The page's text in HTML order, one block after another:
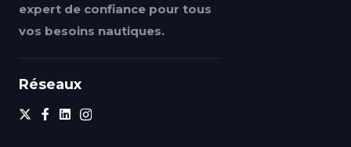
expert de confiance pour tous
vos besoins nautiques.
Réseaux